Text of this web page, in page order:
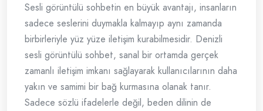
Sesli görüntülü sohbetin en büyük avantajı, insanların
sadece seslerini duymakla kalmayıp aynı zamanda
birbirleriyle yüz yüze iletişim kurabilmesidir. Denizli
sesli görüntülü sohbet, sanal bir ortamda gerçek
zamanlı iletişim imkanı sağlayarak kullanıcılarının daha
yakın ve samimi bir bağ kurmasına olanak tanır.
Sadece sözlü ifadelerle değil, beden dilinin de